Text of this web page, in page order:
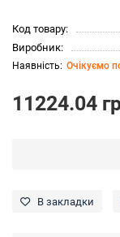
Код товару:
Виробник:
Очікуємо
11224.04
В закладки